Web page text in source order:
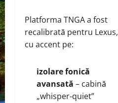
Platforma TNGA a fost
recalibrată pentru Lexus,
cu accent pe:
izolare fonică
avansată – cabină
„whisper‑quiet”